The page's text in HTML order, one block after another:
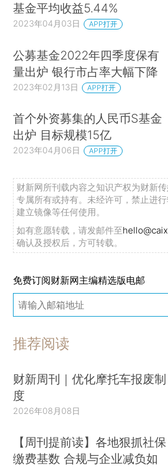
基金平均收益5.44%
2023年04月03日 APP打开
公募基金2022年四季度保有
量出炉 银行市占率大幅下降
2023年02月13日 APP打开
首个外资募集的人民币S基金
出炉 目标规模15亿
2023年04月06日 APP打开
财新网所刊载内容之知识产权为财新
专属所有或持有。未经许可，禁止进
建立镜像等任何使用。
如有意愿转载，请发邮件至
确认及授权后，方可转载。
免费订阅财新网主编精选版电邮
推荐阅读
财新周刊｜优化摩托车报废制
度
2026年08月08日
【周刊提前读】各地狠抓社保
缴费基数 合规与企业减负如